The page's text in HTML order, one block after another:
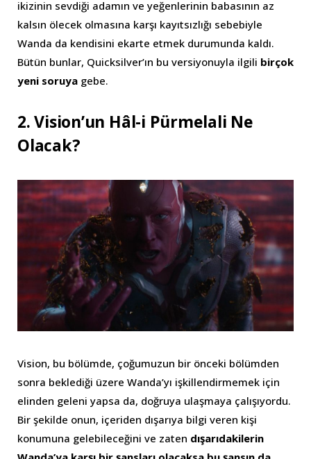
ikizinin sevdiği adamın ve yeğenlerinin babasının az
kalsın ölecek olmasına karşı kayıtsızlığı sebebiyle
Wanda da kendisini ekarte etmek durumunda kaldı.
Bütün bunlar, Quicksilver’ın bu versiyonuyla ilgili birçok
yeni soruya gebe.
2. Vision’un Hâl-i Pürmelali Ne
Olacak?
Vision, bu bölümde, çoğumuzun bir önceki bölümden
sonra beklediği üzere Wanda’yı işkillendirmemek için
elinden geleni yapsa da, doğruya ulaşmaya çalışıyordu.
Bir şekilde onun, içeriden dışarıya bilgi veren kişi
konumuna gelebileceğini ve zaten dışarıdakilerin